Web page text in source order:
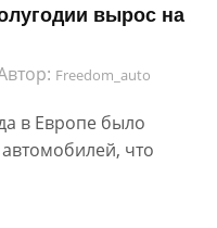
вырос на
Freedom_auto
в Европе было
что